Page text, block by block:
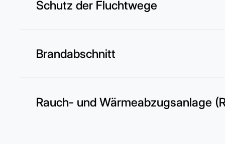
Schutz der Fluchtwege
Brandabschnitt
Rauch- und Wärmeabzugsanlage